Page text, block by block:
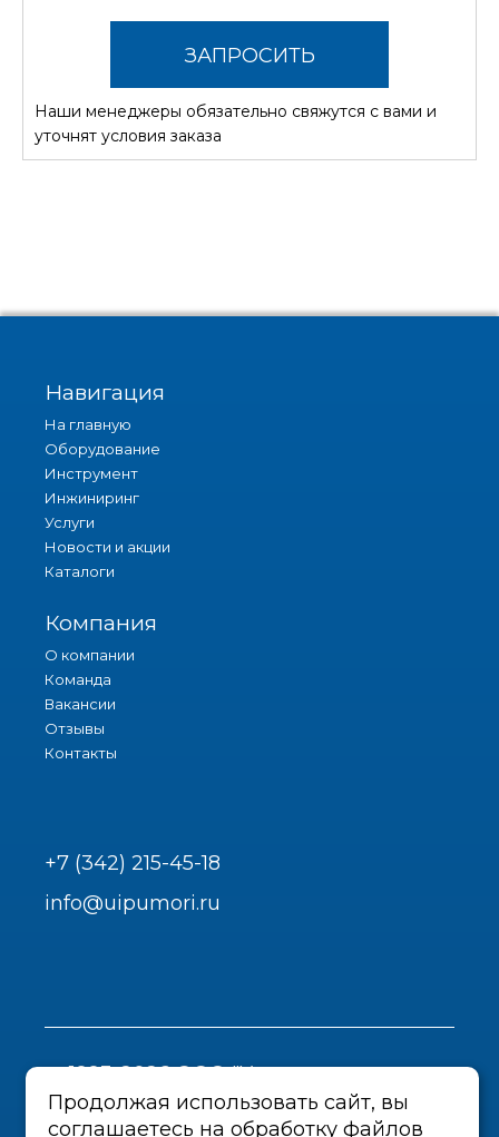
ЗАПРОСИТЬ
СТОИМОСТЬ
Наши менеджеры обязательно свяжутся с вами и
уточнят условия заказа
Навигация
На главную
Оборудование
Инструмент
Инжиниринг
Услуги
Новости и акции
Каталоги
Компания
О компании
Команда
Вакансии
Отзывы
Контакты
+7 (342) 215-45-18
info@uipumori.ru
1993-2026 ООО "Урал-инструмент-
Пром"
Продолжая использовать сайт, вы
соглашаетесь на обработку файлов